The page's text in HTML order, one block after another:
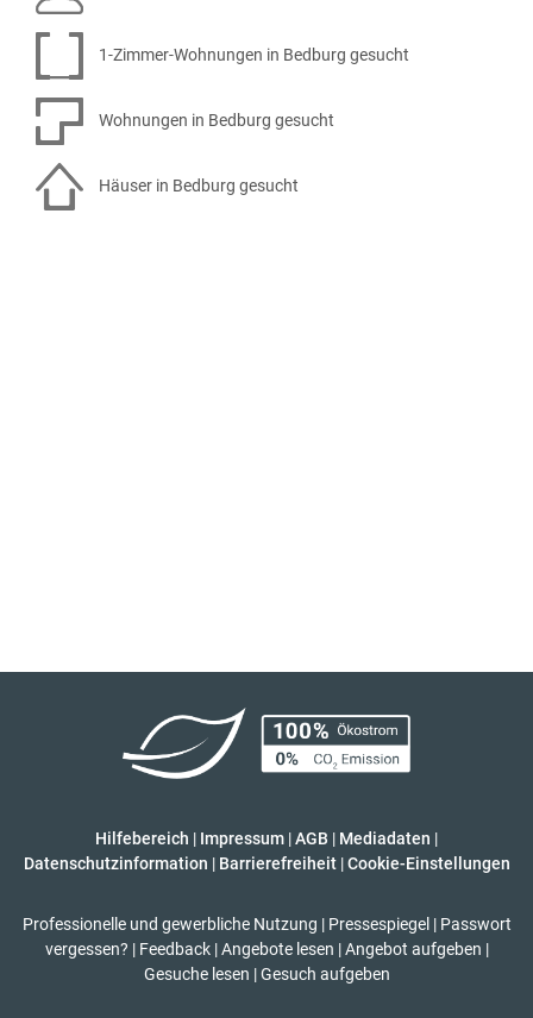
1-Zimmer-Wohnungen in Bedburg gesucht
Wohnungen in Bedburg gesucht
Häuser in Bedburg gesucht
Hilfebereich | Impressum |AGB | Mediadaten |
Datenschutzinformation | Barrierefreiheit | Cookie-Einstellungen
Professionelle und gewerbliche Nutzung | Pressespiegel | Passwort
vergessen? | Feedback | Angebote lesen | Angebot aufgeben |
Gesuche lesen | Gesuch aufgeben